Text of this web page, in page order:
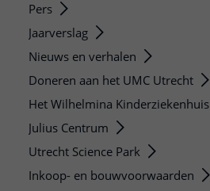
Pers
Jaarverslag
Nieuws en verhalen
Doneren aan het UMC Utrecht
Het Wilhelmina Kinderziekenhuis
Julius Centrum
Utrecht Science Park
Inkoop- en bouwvoorwaarden